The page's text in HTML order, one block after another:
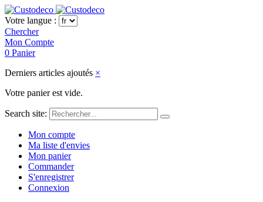
Votre langue :
Chercher
Mon Compte
0 Panier
Derniers articles ajoutés ×
Votre panier est vide.
Search site:
Mon compte
Ma liste d'envies
Mon panier
Commander
S'enregistrer
Connexion